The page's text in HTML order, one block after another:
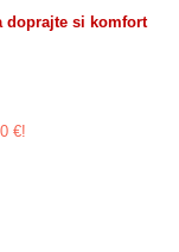
doprajte si komfort
€!